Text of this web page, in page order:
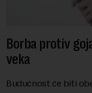
Borba protiv
veka
Budućnost će biti